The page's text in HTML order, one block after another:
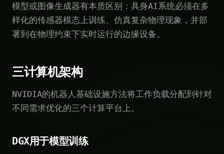
模型或图像生成器有本质区别：具身AI系统必须在多
样化的传感器模态上训练、仿真复杂物理现象，并部
署到在物理约束下实时运行的边缘设备。
三计算机架构
NVIDIA的机器人基础设施方法将工作负载分配到针对
不同需求优化的三个计算平台上。
DGX用于模型训练